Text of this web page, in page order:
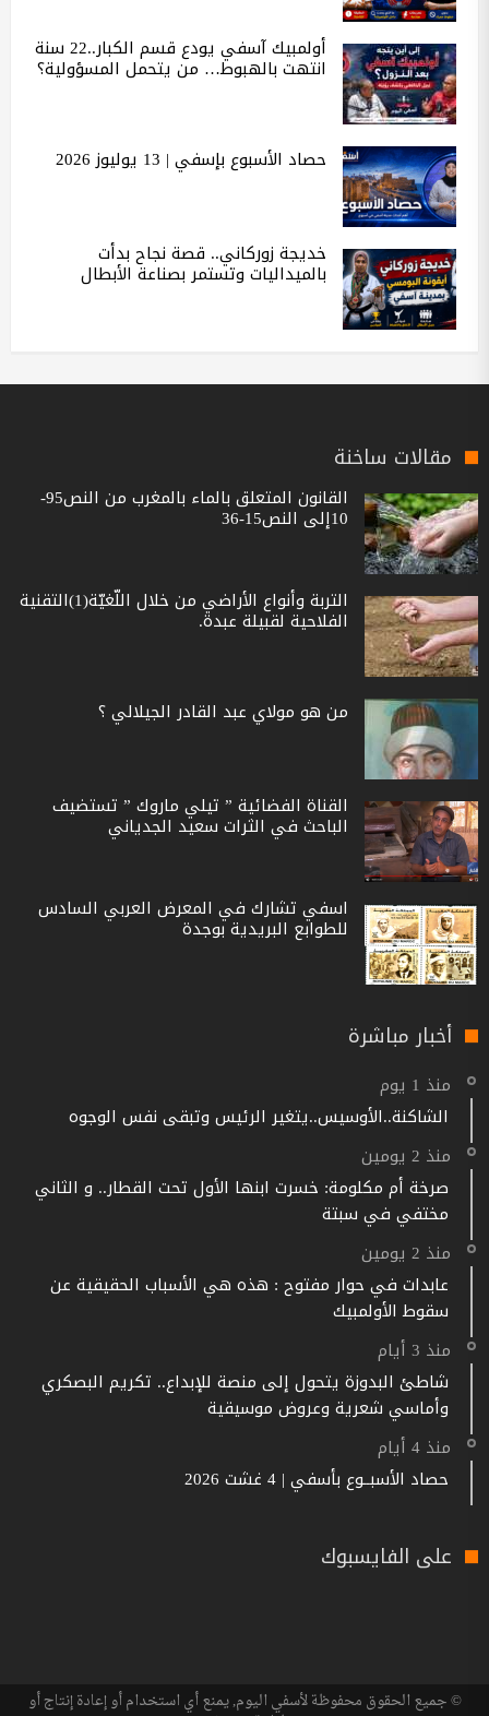
أولمبيك آسفي يودع قسم الكبار..22 سنة
انتهت بالهبوط… من يتحمل المسؤولية؟
حصاد الأسبوع بإسفي | 13 يوليوز 2026
خديجة زوركاني.. قصة نجاح بدأت
بالميداليات وتستمر بصناعة الأبطال
مقالات ساخنة
القانون المتعلق بالماء بالمغرب من النص95-
10إلى النص15-36
التربة وأنواع الأراضي من خلال اللّغيّة(1)التقنية
الفلاحية لقبيلة عبدة.
من هو مولاي عبد القادر الجيلالي ؟
القناة الفضائية ” تيلي ماروك ” تستضيف
الباحث في الثرات سعيد الجدياني
اسفي تشارك في المعرض العربي السادس
للطوابع البريدية بوجدة
أخبار مباشرة
منذ 1 يوم
الشاكنة..الأوسيس..يتغير الرئيس وتبقى نفس الوجوه
منذ 2 يومين
صرخة أم مكلومة: خسرت ابنها الأول تحت القطار.. و الثاني
مختفي في سبتة
منذ 2 يومين
عابدات في حوار مفتوح : هذه هي الأسباب الحقيقية عن
سقوط الأولمبيك
منذ 3 أيام
شاطئ البدوزة يتحول إلى منصة للإبداع.. تكريم البصكري
وأماسي شعرية وعروض موسيقية
منذ 4 أيام
حصاد الأسبــوع بأسفي | 4 غشت 2026
على الفايسبوك
© جميع الحقوق محفوظة لأسفي اليوم, يمنع أي استخدام أو إعادة إنتاج أو